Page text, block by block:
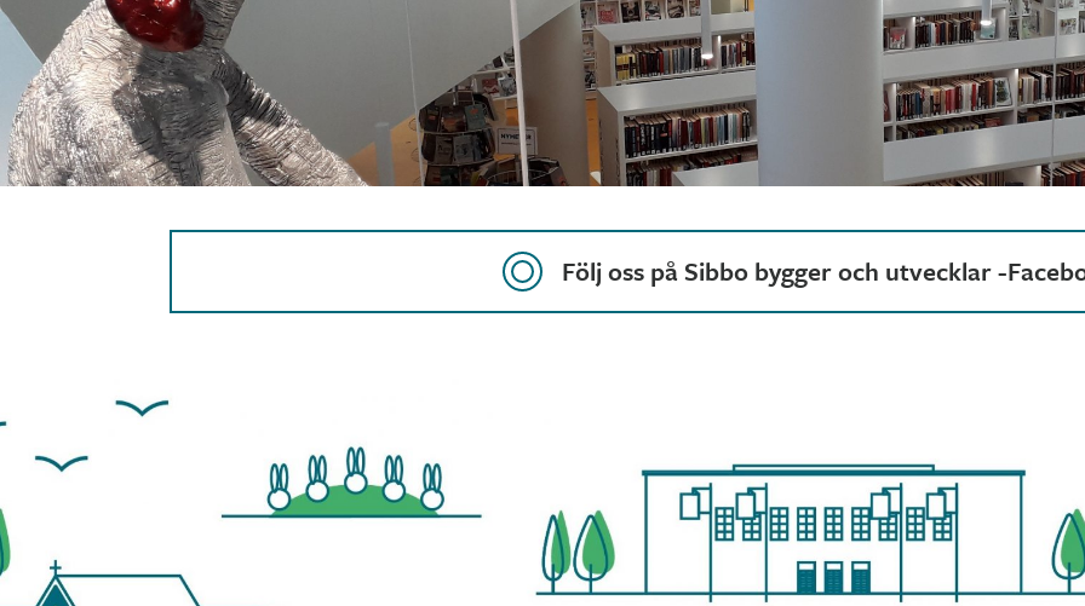
Följ oss på Sibbo bygger och utvecklar -